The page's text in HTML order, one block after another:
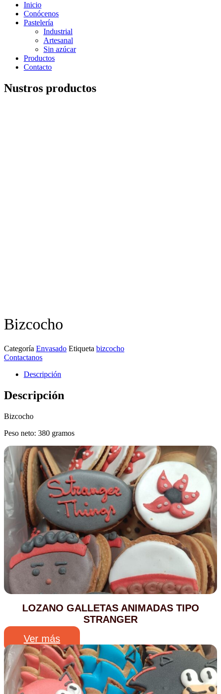
Inicio
Conócenos
Pastelería
Industrial
Artesanal
Sin azúcar
Productos
Contacto
Nustros productos
Bizcocho
Categoría Envasado Etiqueta bizcocho
Contactanos
Descripción
Descripción
Bizcocho
Peso neto: 380 gramos
LOZANO GALLETAS ANIMADAS TIPO
STRANGER
Ver más